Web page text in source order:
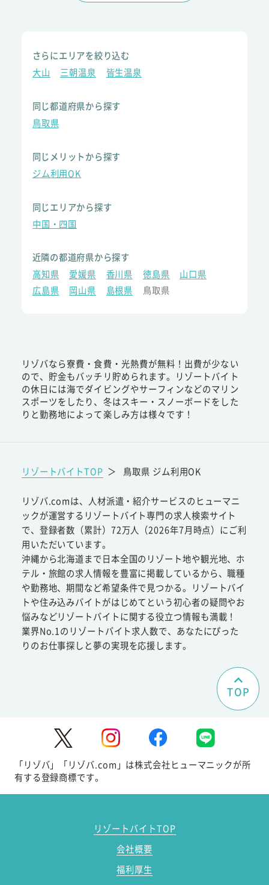
さらにエリアを絞り込む
大山
三朝温泉 皆生温泉
同じ都道府県から探す
鳥取県
同じメリットから探す
ジム利用OK
同じエリアから探す
中国・四国
近隣の都道府県から探す
高知県
愛媛県 香川県 徳島県
山口県
広島県
岡山県 島根県 鳥取県
リゾバなら寮費・食費・光熱費が無料！出費が少ない
ので、貯金もバッチリ貯められます。リゾートバイト
の休日には海でダイビングやサーフィンなどのマリン
スポーツをしたり、冬はスキー・スノーボードをした
りと勤務地によって楽しみ方は様々です！
リゾートバイトTOP ＞ 鳥取県 ジム利用OK
リゾバ.comは、人材派遣・紹介サービスのヒューマニ
ックが運営するリゾートバイト専門の求人検索サイト
で、登録者数（累計）72万人（2026年7月時点）にご利
用いただいています。
沖縄から北海道まで日本全国のリゾート地や観光地、ホ
テル・旅館の求人情報を豊富に掲載しているから、職種
や勤務地、期間など希望条件で見つかる。リゾートバイ
トや住み込みバイトがはじめてという初心者の疑問やお
悩みなどリゾートバイトに関する役立つ情報も満載！
業界No.1のリゾートバイト求人数で、あなたにぴった
りのお仕事探しと夢の実現を応援します。
TOP
「リゾバ」「リゾバ.com」は株式会社ヒューマニックが所
有する登録商標です。
リゾートバイトTOP
会社概要
福利厚生